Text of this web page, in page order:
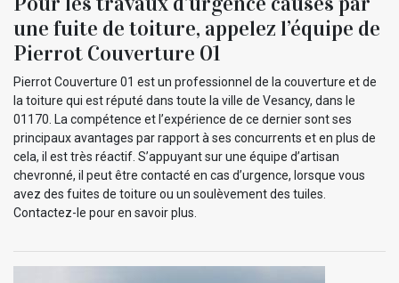
une fuite de toiture, appelez l’équipe de
Pierrot Couverture 01
Pierrot Couverture 01 est un professionnel de la couverture et de
la toiture qui est réputé dans toute la ville de Vesancy, dans le
01170. La compétence et l’expérience de ce dernier sont ses
principaux avantages par rapport à ses concurrents et en plus de
cela, il est très réactif. S’appuyant sur une équipe d’artisan
chevronné, il peut être contacté en cas d’urgence, lorsque vous
avez des fuites de toiture ou un soulèvement des tuiles.
Contactez-le pour en savoir plus.